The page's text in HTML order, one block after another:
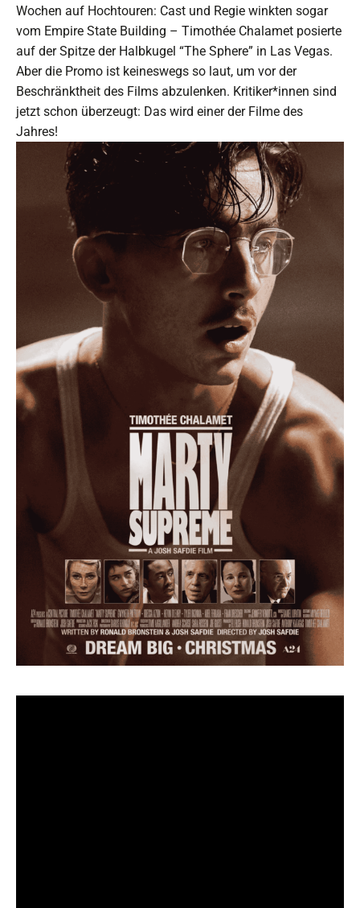
Wochen auf Hochtouren: Cast und Regie winkten sogar
vom Empire State Building – Timothée Chalamet posierte
auf der Spitze der Halbkugel “The Sphere” in Las Vegas.
Aber die Promo ist keineswegs so laut, um vor der
Beschränktheit des Films abzulenken. Kritiker*innen sind
jetzt schon überzeugt: Das wird einer der Filme des
Jahres!